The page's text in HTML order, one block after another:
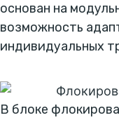
основан на
возможность
индивидуальных
В блоке